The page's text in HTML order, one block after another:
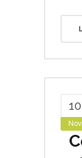
10
Nov